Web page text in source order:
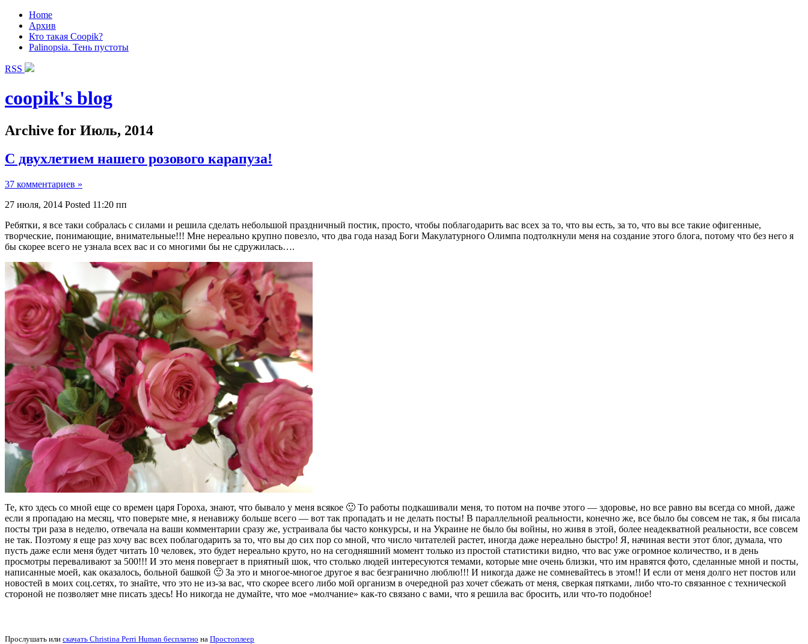
Home
Архив
Кто такая Coopik?
Palinopsia. Тень пустоты
RSS
coopik's blog
Archive for Июль, 2014
С двухлетием нашего розового карапуза!
37 комментариев »
27 июля, 2014 Posted 11:20 пп
Ребятки, я все таки собралась с силами и решила сделать небольшой праздничный постик, просто, чтобы поблагодарить вас всех за то, что вы есть, за то, что вы все такие офигенные,
творческие, понимающие, внимательные!!! Мне нереально крупно повезло, что два года назад Боги Макулатурного Олимпа подтолкнули меня на создание этого блога, потому что без него я
бы скорее всего не узнала всех вас и со многими бы не сдружилась….
Те, кто здесь со мной еще со времен царя Гороха, знают, что бывало у меня всякое 🙂 То работы подкашивали меня, то потом на почве этого — здоровье, но все равно вы всегда со мной, даже
если я пропадаю на месяц, что поверьте мне, я ненавижу больше всего — вот так пропадать и не делать посты! В параллельной реальности, конечно же, все было бы совсем не так, я бы писала
посты три раза в неделю, отвечала на ваши комментарии сразу же, устраивала бы часто конкурсы, и на Украине не было бы войны, но живя в этой, более неадекватной реальности, все совсем
не так. Поэтому я еще раз хочу вас всех поблагодарить за то, что вы до сих пор со мной, что число читателей растет, иногда даже нереально быстро! Я, начиная вести этот блог, думала, что
пусть даже если меня будет читать 10 человек, это будет нереально круто, но на сегодняшний момент только из простой статистики видно, что вас уже огромное количество, и в день
просмотры переваливают за 500!!! И это меня повергает в приятный шок, что столько людей интересуются темами, которые мне очень близки, что им нравятся фото, сделанные мной и посты,
написанные моей, как оказалось, больной башкой 🙂 За это и многое-многое другое я вас безгранично люблю!!! И никогда даже не сомневайтесь в этом!! И если от меня долго нет постов или
новостей в моих соц.сетях, то знайте, что это не из-за вас, что скорее всего либо мой организм в очередной раз хочет сбежать от меня, сверкая пятками, либо что-то связанное с технической
стороной не позволяет мне писать здесь! Но никогда не думайте, что мое «молчание» как-то связано с вами, что я решила вас бросить, или что-то подобное!
Прослушать или скачать Christina Perri Human бесплатно на Простоплеер